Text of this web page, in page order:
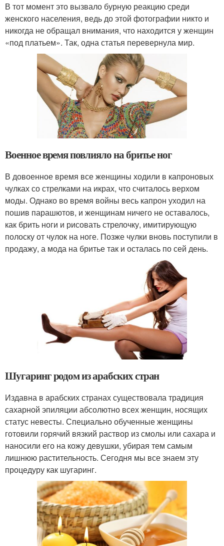
В тот момент это вызвало бурную реакцию среди
женского населения, ведь до этой фотографии никто и
никогда не обращал внимания, что находится у женщин
«под платьем». Так, одна статья перевернула мир.
Военное время повлияло на бритье ног
В довоенное время все женщины ходили в капроновых
чулках со стрелками на икрах, что считалось верхом
моды. Однако во время войны весь капрон уходил на
пошив парашютов, и женщинам ничего не оставалось,
как брить ноги и рисовать стрелочку, имитирующую
полоску от чулок на ноге. Позже чулки вновь поступили в
продажу, а мода на бритье так и осталась по сей день.
Шугаринг родом из арабских стран
Издавна в арабских странах существовала традиция
сахарной эпиляции абсолютно всех женщин, носящих
статус невесты. Специально обученные женщины
готовили горячий вязкий раствор из смолы или сахара и
наносили его на кожу девушки, убирая тем самым
лишнюю растительность. Сегодня мы все знаем эту
процедуру как шугаринг.